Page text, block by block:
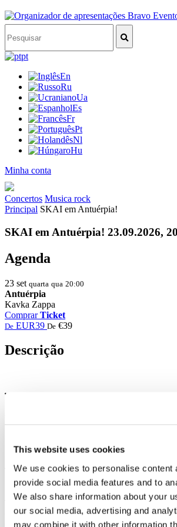
This website uses cookies
We use cookies to personalise content
provide social media features and to
We also share information about your
our social media, advertising and
may combine it with other information
pt
En
Ru
Ua
Es
Fr
Pt
Nl
Hu
Minha conta
Concertos Musica rock
Principal SKAI em Antuérpia!
SKAI em Antuérpia! 23.09.2026,
Agenda
23 set quarta qua 20:00
Antuérpia
Kavka Zappa
ComprarTicket
De EUR39 De €39
Descrição
Foto e vídeo
Compartilhar
Total de bilhetes:100EUR
Gastos de gestão:100EUR
Custo total: